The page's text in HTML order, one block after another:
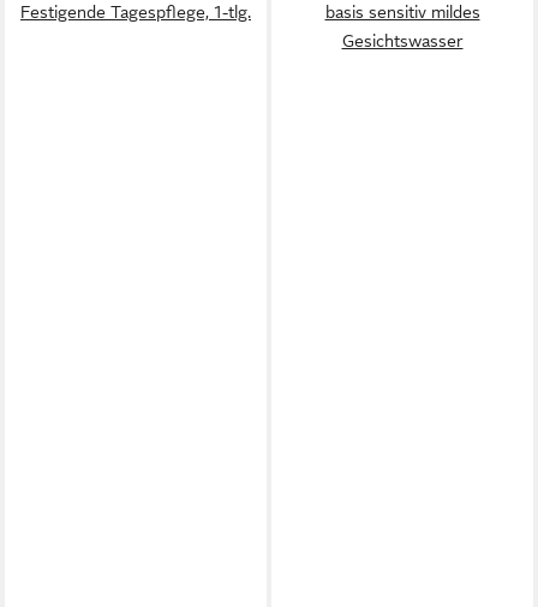
Festigende Tagespflege, 1-tlg.
basis sensitiv mildes
Gesichtswasser